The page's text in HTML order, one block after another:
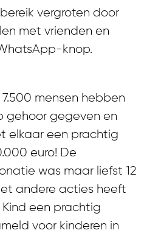
vergroten door
met vrienden en
knop.
mensen hebben
gehoor gegeven en
elkaar een prachtig
euro! De
was maar liefst 12
andere acties heeft
een prachtig
voor kinderen in